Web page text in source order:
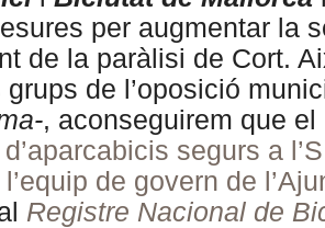
per augmentar la
de la paràlisi de Cort.
de l’oposició
, aconseguirem que
segurs a
de govern de
Registre Nacional de